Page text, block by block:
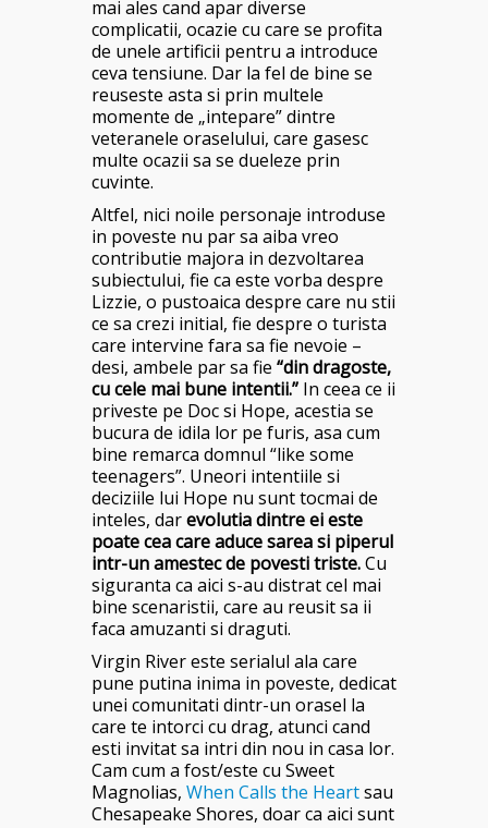
mai ales cand apar diverse
complicatii, ocazie cu care se profita
de unele artificii pentru a introduce
ceva tensiune. Dar la fel de bine se
reuseste asta si prin multele
momente de „intepare” dintre
veteranele oraselului, care gasesc
multe ocazii sa se dueleze prin
cuvinte.
Altfel, nici noile personaje introduse
in poveste nu par sa aiba vreo
contributie majora in dezvoltarea
subiectului, fie ca este vorba despre
Lizzie, o pustoaica despre care nu stii
ce sa crezi initial, fie despre o turista
care intervine fara sa fie nevoie –
desi, ambele par sa fie “din dragoste,
cu cele mai bune intentii.” In ceea ce ii
priveste pe Doc si Hope, acestia se
bucura de idila lor pe furis, asa cum
bine remarca domnul “like some
teenagers”. Uneori intentiile si
deciziile lui Hope nu sunt tocmai de
inteles, darevolutia dintre ei este
poate cea care aduce sarea si piperul
intr-un amestec de povesti triste.Cu
siguranta ca aici s-au distrat cel mai
bine scenaristii, care au reusit sa ii
faca amuzanti si draguti.
Virgin River este serialul ala care
pune putina inima in poveste, dedicat
unei comunitati dintr-un orasel la
care te intorci cu drag, atunci cand
esti invitat sa intri din nou in casa lor.
Cam cum a fost/este cu Sweet
Magnolias, When Calls the Heartsau
Chesapeake Shores, doar ca aici sunt